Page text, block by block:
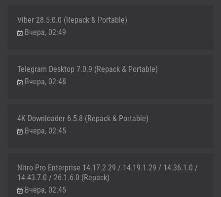
Viber 28.5.0.0 (Repack & Portable)
Вчера, 02:49
Telegram Desktop 7.0.9 (Repack & Portable)
Вчера, 02:48
4K Downloader 6.5.8 (Repack & Portable)
Вчера, 02:45
Nitro Pro Enterprise 14.17.2.29 / 14.19.1.29 / 14.36.1.0 /
14.43.7.0 / 26.1.6.0 (Repack)
Вчера, 02:45